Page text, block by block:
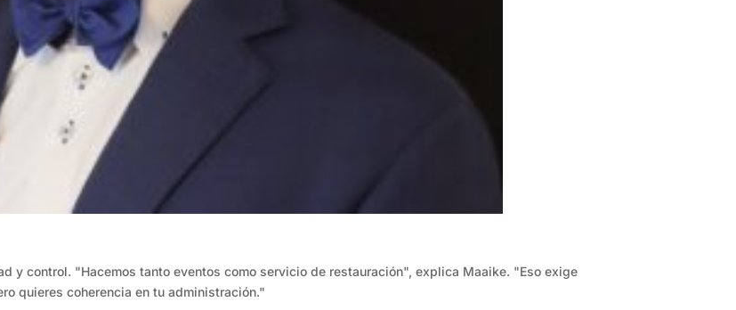
y control. "Hacemos tanto eventos como servicio de restauración", explica Maaike. "Eso exige
quieres coherencia en tu administración."